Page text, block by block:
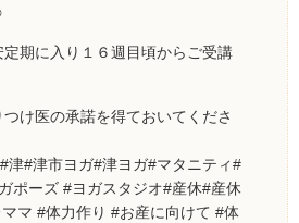
期に入り１６週目頃からご受講
つけ医の承諾を得ておいてくださ
津#津市ヨガ#津ヨガ#マタニティ#
ポーズ #ヨガスタジオ#産休#産休
マ #体力作り #お産に向けて #体